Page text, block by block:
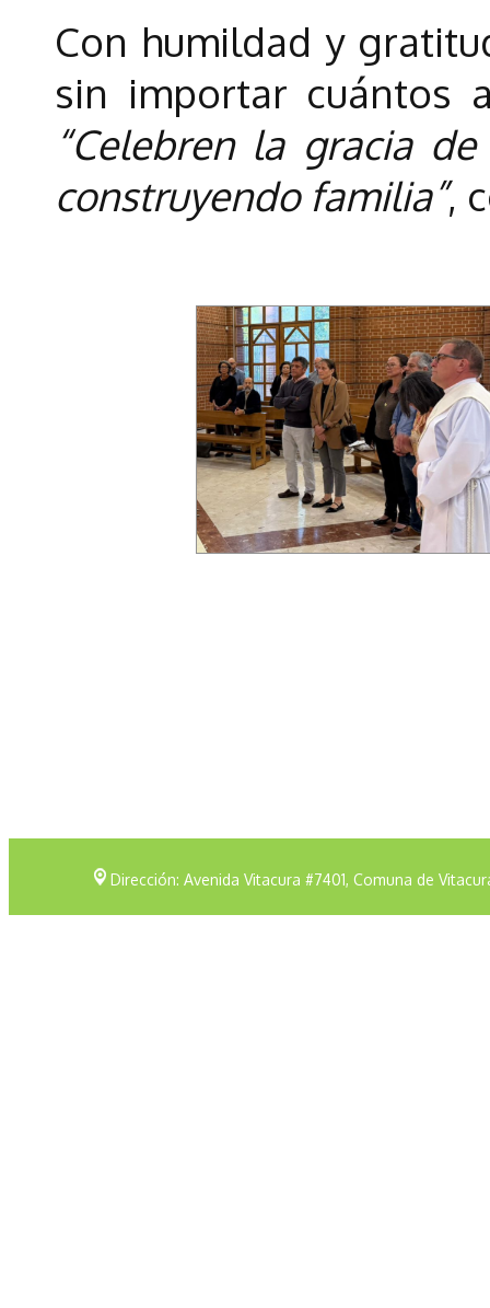
Con humildad y
sin importar cuántos
“Celebren la gracia
construyendo familia”,
Dirección: Avenida Vitacura #7401, Comuna de